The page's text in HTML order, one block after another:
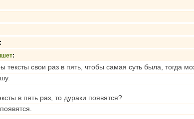
:
:
тексты свои раз в пять, чтобы самая суть была, тогда
в пять раз, то дураки появятся?